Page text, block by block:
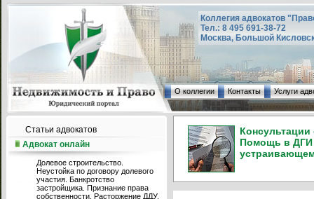
Коллегия адвокатов
Тел.: 8 495 691-38-72
Москва, Большой
О коллегии Контакты Услуги
Статьи адвокатов
Адвокат онлайн
Долевое строительство.
Неустойка по договору долевого
участия. Банкротство
застройщика. Признание права
собственности. Расторжение ДДУ.
Помощь в ДГИ